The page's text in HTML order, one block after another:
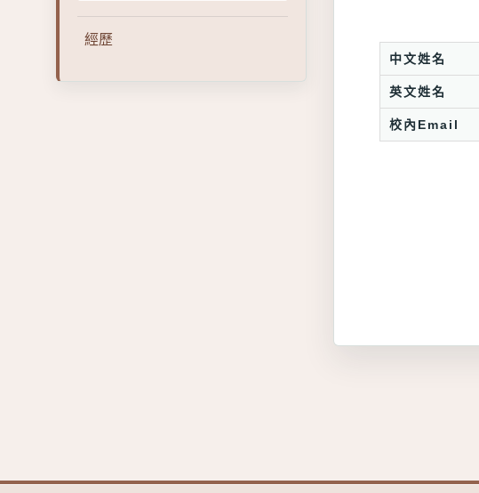
經歷
中文姓名
英文姓名
校內Email